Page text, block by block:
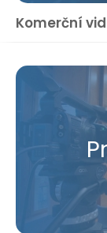
Komerční